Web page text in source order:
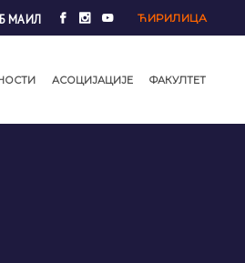
МАИЛ ЋИРИЛИЦА
АСОЦИЈАЦИЈЕ ФАКУЛТЕТ